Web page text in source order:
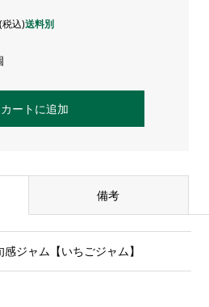
税込)送料別
備考
ジャム【いちごジャム】